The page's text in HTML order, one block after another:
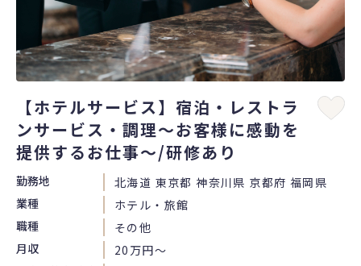
【ホテルサービス】宿泊・レストラ
ンサービス・調理～お客様に感動を
提供するお仕事～/研修あり
勤務地
北海道 東京都 神奈川県 京都府 福岡県
業種
ホテル・旅館
職種
その他
月収
20万円〜